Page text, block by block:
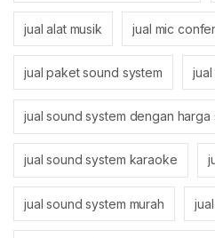
jual alat musik jual mic
jual paket sound system
jual sound system dengan harga
jual sound system karaoke
jual sound system murah